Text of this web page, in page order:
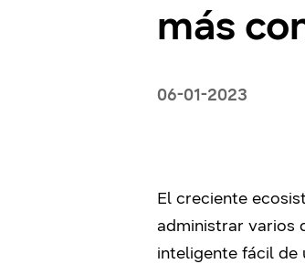
más
06-01-2023
El creciente
administrar varios
inteligente fácil de